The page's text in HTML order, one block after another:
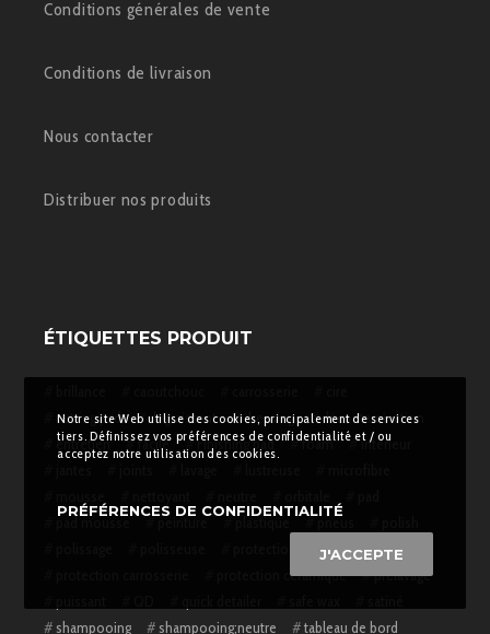
Conditions générales de vente
Conditions de livraison
Nous contacter
Distribuer nos produits
ÉTIQUETTES PRODUIT
cutting pad
degraissant dressing
décontamination
entretien
facile Finishing pad foam
intérieur
pad mousse
peinture plastique pneus
protection ceramique
prélavage
shampooing
shampooing;neutre tableau de bord
Notre site Web utilise des cookies, principalement de services
tiers. Définissez vos préférences de confidentialité et / ou
acceptez notre utilisation des cookies.
PRÉFÉRENCES DE CONFIDENTIALITÉ
J'ACCEPTE